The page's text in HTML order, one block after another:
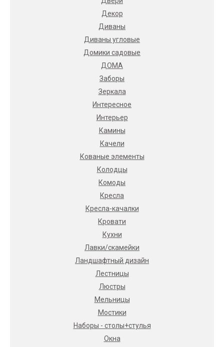
Декор
Диваны
Диваны угловые
Домики садовые
ДОМА
Заборы
Зеркала
Интересное
Интерьер
Камины
Качели
Кованые элементы
Колодцы
Комоды
Кресла
Кресла-качалки
Кровати
Кухни
Лавки/скамейки
Ландшафтный дизайн
Лестницы
Люстры
Мельницы
Мостики
Наборы - столы+стулья
Окна